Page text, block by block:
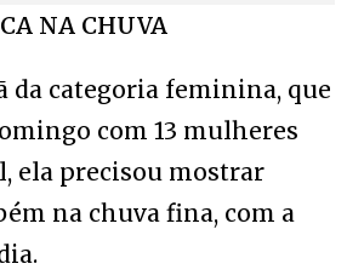
NA CHUVA
da categoria feminina, que
com 13 mulheres
ela precisou mostrar
na chuva fina, com a